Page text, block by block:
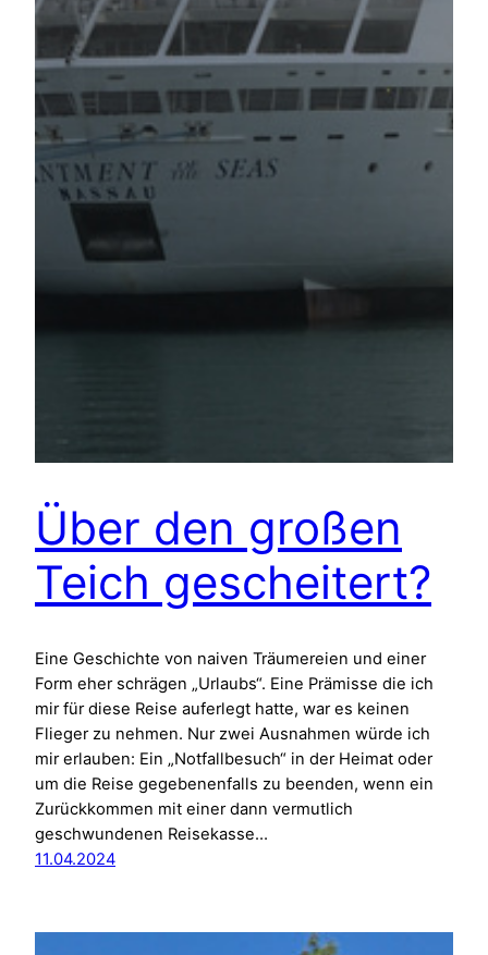
Über den großen
Teich gescheitert?
Eine Geschichte von naiven Träumereien und einer
Form eher schrägen „Urlaubs“. Eine Prämisse die ich
mir für diese Reise auferlegt hatte, war es keinen
Flieger zu nehmen. Nur zwei Ausnahmen würde ich
mir erlauben: Ein „Notfallbesuch“ in der Heimat oder
um die Reise gegebenenfalls zu beenden, wenn ein
Zurückkommen mit einer dann vermutlich
geschwundenen Reisekasse…
11.04.2024